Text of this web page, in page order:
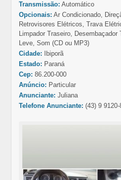
Transmissão: Automático
Opcionais: Ar Condicionado,
Retrovisores Elétricos, Trava
Limpador Traseiro,
Leve, Som (CD ou MP3)
Cidade: Ibiporã
Estado: Paraná
Cep: 86.200-000
Anúncio: Particular
Anunciante: Juliana
Telefone Anunciante: (43) 9 9120-